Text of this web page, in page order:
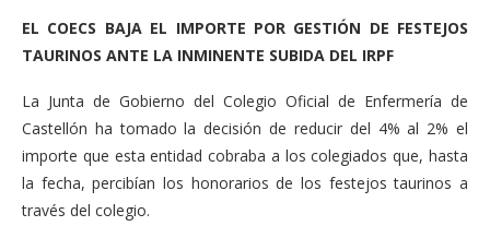
EL COECS BAJA EL IMPORTE POR GESTIÓN DE FESTEJOS
TAURINOS ANTE LA INMINENTE SUBIDA DEL IRPF
La Junta de Gobierno del Colegio Oficial de Enfermería de
Castellón ha tomado la decisión de reducir del 4% al 2% el
importe que esta entidad cobraba a los colegiados que, hasta
la fecha, percibían los honorarios de los festejos taurinos a
través del colegio.